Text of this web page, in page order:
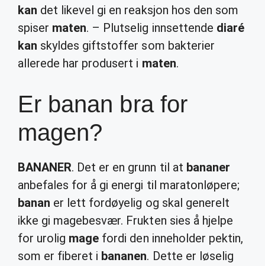
kan det likevel gi en reaksjon hos den som
spiser maten. – Plutselig innsettende diaré
kan skyldes giftstoffer som bakterier
allerede har produsert i maten.
Er banan bra for
magen?
BANANER. Det er en grunn til at bananer
anbefales for å gi energi til maratonløpere;
banan er lett fordøyelig og skal generelt
ikke gi magebesvær. Frukten sies å hjelpe
for urolig mage fordi den inneholder pektin,
som er fiberet i bananen. Dette er løselig